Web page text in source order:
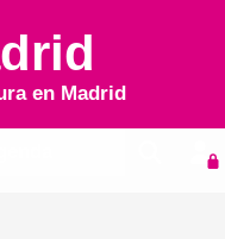
en Madrid